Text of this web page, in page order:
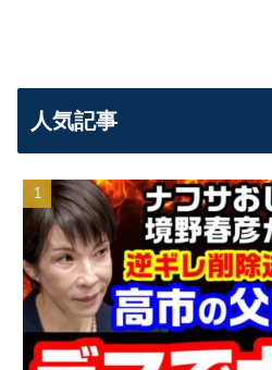
人気記事